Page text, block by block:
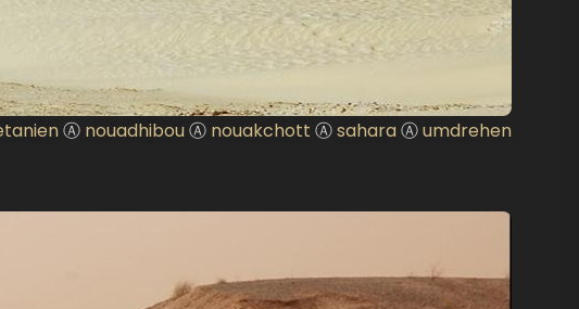
Ⓐ nouadhibouⒶ nouakchott ⒶsaharaⒶumdrehen